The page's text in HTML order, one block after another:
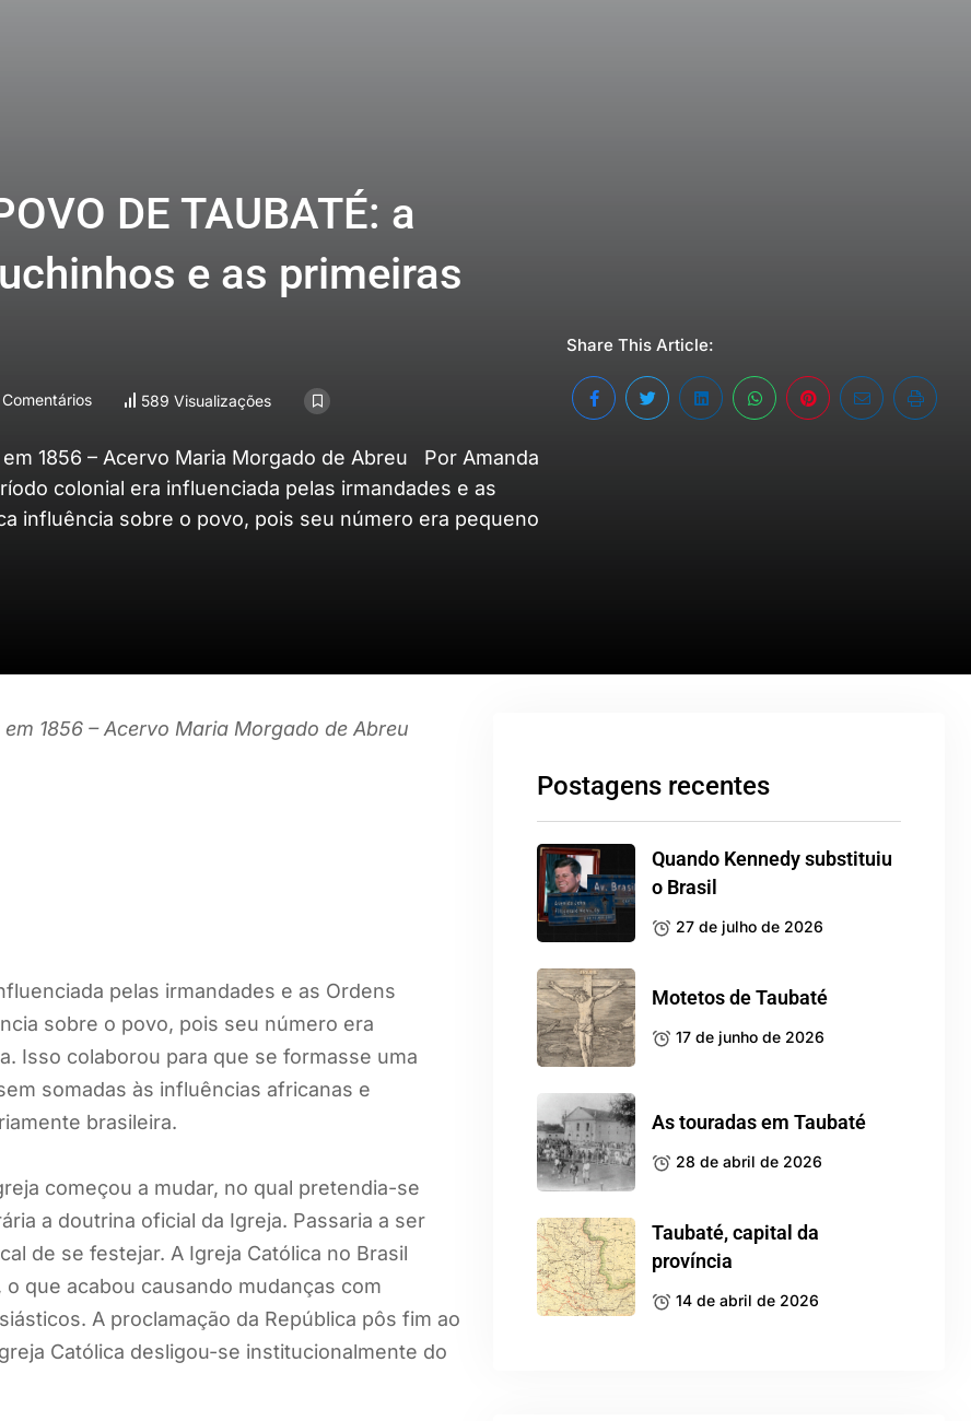
DE TAUBATÉ: a
e as primeiras
589 Visualizações
1856 – Acervo Maria Morgado de Abreu Por Amanda
colonial era influenciada pelas irmandades e as
influência sobre o povo, pois seu número era pequeno
Share This Article:
1856 – Acervo Maria Morgado de Abreu
pelas irmandades e as Ordens
sobre o povo, pois seu número era
Isso colaborou para que se formasse uma
somadas às influências africanas e
brasileira.
começou a mudar, no qual pretendia-se
a doutrina oficial da Igreja. Passaria a ser
de se festejar. A Igreja Católica no Brasil
que acabou causando mudanças com
A proclamação da República pôs fim ao
Católica desligou-se institucionalmente do
Postagens recentes
Quando Kennedy substituiu
o Brasil
27 de julho de 2026
Motetos de Taubaté
17 de junho de 2026
As touradas em Taubaté
28 de abril de 2026
Taubaté, capital da
província
14 de abril de 2026